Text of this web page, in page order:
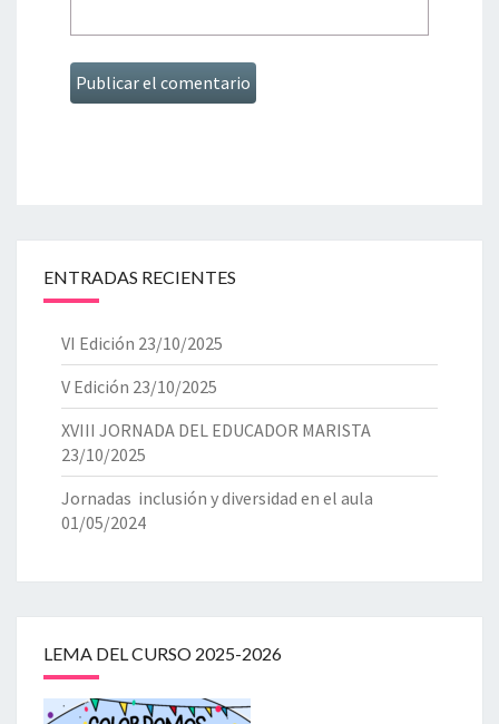
ENTRADAS RECIENTES
VI Edición 23/10/2025
V Edición 23/10/2025
XVIII JORNADA DEL EDUCADOR MARISTA
23/10/2025
Jornadas inclusión y diversidad en el aula
01/05/2024
LEMA DEL CURSO 2025-2026